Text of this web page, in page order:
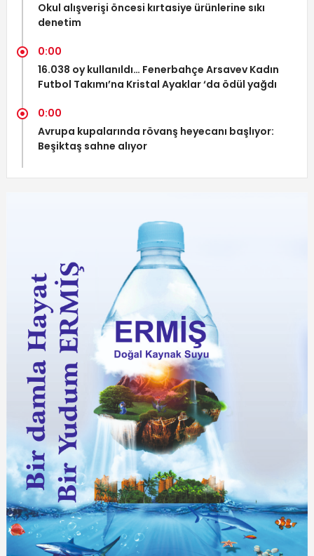
Okul alışverişi öncesi kırtasiye ürünlerine sıkı
denetim
0:00
16.038 oy kullanıldı… Fenerbahçe Arsavev Kadın
Futbol Takımı’na Kristal Ayaklar ‘da ödül yağdı
0:00
Avrupa kupalarında rövanş heyecanı başlıyor:
Beşiktaş sahne alıyor